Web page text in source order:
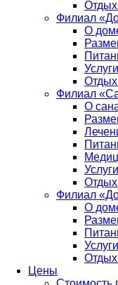
Отдых
Филиал
О
Отдых
Филиал
О
Отдых
Филиал
О
Отдых
Цены